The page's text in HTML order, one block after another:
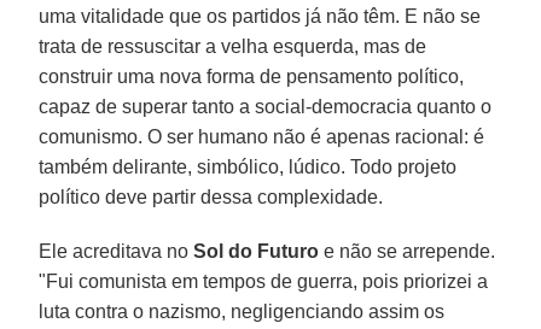
uma vitalidade que os partidos já não têm. E não se
trata de ressuscitar a velha esquerda, mas de
construir uma nova forma de pensamento político,
capaz de superar tanto a social-democracia quanto o
comunismo. O ser humano não é apenas racional: é
também delirante, simbólico, lúdico. Todo projeto
político deve partir dessa complexidade.
Ele acreditava noSol do Futuro e não se arrepende.
"Fui comunista em tempos de guerra, pois priorizei a
luta contra o nazismo, negligenciando assim os